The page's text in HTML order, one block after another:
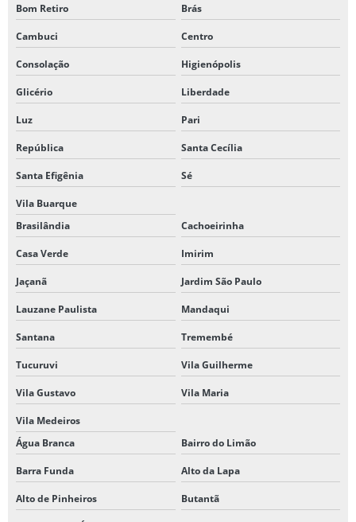
Bom Retiro Brás
Cambuci Centro
Consolação Higienópolis
Glicério Liberdade
Luz Pari
República Santa Cecília
Santa Efigênia Sé
Vila Buarque
Brasilândia
Cachoeirinha
Casa Verde Imirim
Jaçanã Jardim São Paulo
Lauzane Paulista Mandaqui
Santana Tremembé
Tucuruvi Vila Guilherme
Vila Gustavo Vila Maria
Vila Medeiros
Água Branca
Bairro do Limão
Barra Funda Alto da Lapa
Alto de Pinheiros Butantã